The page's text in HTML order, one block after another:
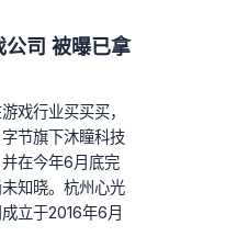
公司 被曝已拿
戏行业买买买，
节旗下沐瞳科技
在今年6月底完
知晓。杭州心光
立于2016年6月